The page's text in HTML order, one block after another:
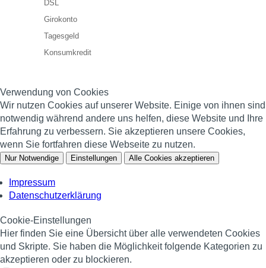
DSL
Girokonto
Tagesgeld
Konsumkredit
Verwendung von Cookies
Wir nutzen Cookies auf unserer Website. Einige von ihnen sind
notwendig während andere uns helfen, diese Website und Ihre
Erfahrung zu verbessern. Sie akzeptieren unsere Cookies,
wenn Sie fortfahren diese Webseite zu nutzen.
Nur Notwendige Einstellungen Alle Cookies akzeptieren
Impressum
Datenschutzerklärung
Cookie-Einstellungen
Hier finden Sie eine Übersicht über alle verwendeten Cookies
und Skripte. Sie haben die Möglichkeit folgende Kategorien zu
akzeptieren oder zu blockieren.